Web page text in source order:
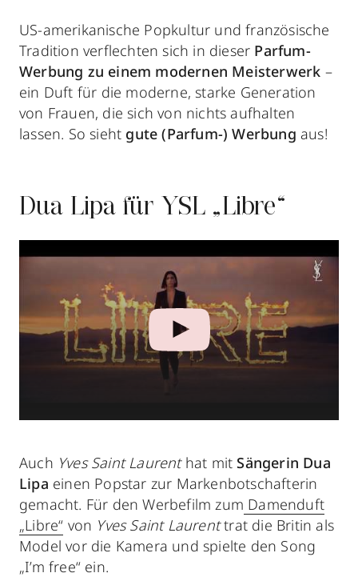
US-amerikanische Popkultur und französische
Tradition verflechten sich in dieser Parfum-
Werbung zu einem modernen Meisterwerk –
ein Duft für die moderne, starke Generation
von Frauen, die sich von nichts aufhalten
lassen. So sieht gute (Parfum-) Werbung aus!
Dua Lipa für YSL „Libre“
Auch Yves Saint Laurenthat mit Sängerin Dua
Lipa einen Popstar zur Markenbotschafterin
gemacht. Für den Werbefilm zum Damenduft
„Libre“ von Yves Saint Laurenttrat die Britin als
Model vor die Kamera und spielte den Song
„I’m free“ ein.